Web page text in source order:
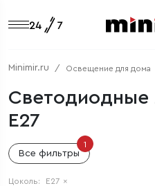
Minimir.ru Освещение для дома
Светодиодные
E27
Все фильтры
1
Цоколь: E27 ×